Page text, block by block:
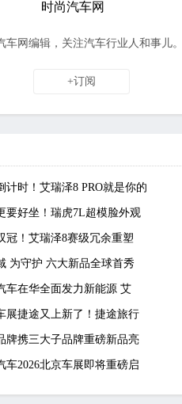
时尚汽车网
车网编辑，关注汽车行业人和事儿。
+订阅
计时！艾瑞泽8 PRO就是你的
要好坐！瑞虎7L超模脸外观
冠！艾瑞泽8赛级冗余重塑
为守护 六大新品全球首秀
车在华全面发力新能源 艾
展捷途又上新了！捷途旅行
牌携三大子品牌重磅新品亮
车2026北京车展即将重磅启